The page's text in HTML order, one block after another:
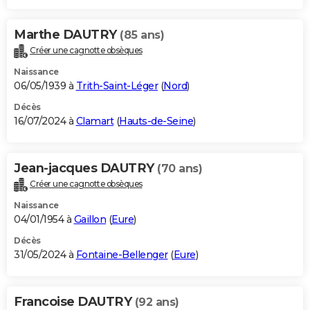
Marthe DAUTRY (85 ans)
Créer une cagnotte obsèques
Naissance
06/05/1939 à Trith-Saint-Léger(Nord)
Décès
16/07/2024 à Clamart(Hauts-de-Seine)
Jean-jacques DAUTRY (70 ans)
Créer une cagnotte obsèques
Naissance
04/01/1954 à Gaillon (Eure)
Décès
31/05/2024 à Fontaine-Bellenger(Eure)
Francoise DAUTRY (92 ans)